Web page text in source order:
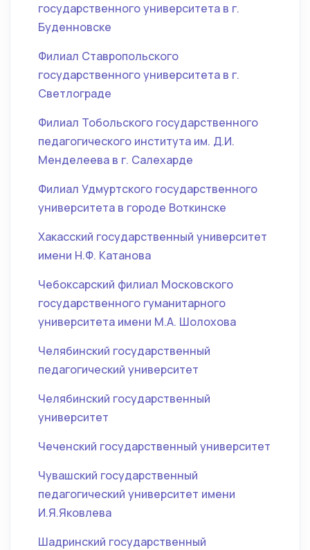
государственного университета в г.
Буденновске
Филиал Ставропольского
государственного университета в г.
Светлограде
Филиал Тобольского государственного
педагогического института им. Д.И.
Менделеева в г. Салехарде
Филиал Удмуртского государственного
университета в городе Воткинске
Хакасский государственный университет
имени Н.Ф. Катанова
Чебоксарский филиал Московского
государственного гуманитарного
университета имени М.А. Шолохова
Челябинский государственный
педагогический университет
Челябинский государственный
университет
Чеченский государственный университет
Чувашский государственный
педагогический университет имени
И.Я.Яковлева
Шадринский государственный